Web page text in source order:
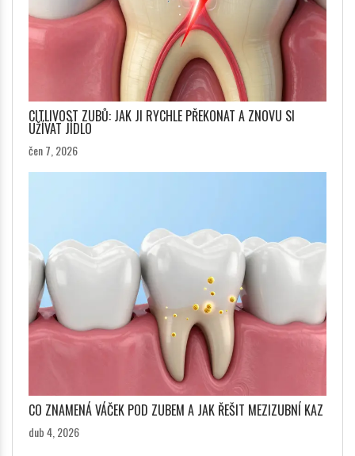
CITLIVOST ZUBŮ: JAK JI RYCHLE PŘEKONAT A ZNOVU SI
UŽÍVAT JÍDLO
čen 7, 2026
CO ZNAMENÁ VÁČEK POD ZUBEM A JAK ŘEŠIT MEZIZUBNÍ KAZ
dub 4, 2026